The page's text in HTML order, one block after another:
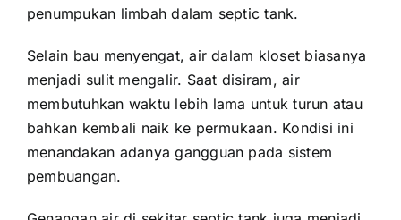
penumpukan limbah dalam septic tank.
Selain bau menyengat, air dalam kloset biasanya
menjadi sulit mengalir. Saat disiram, air
membutuhkan waktu lebih lama untuk turun atau
bahkan kembali naik ke permukaan. Kondisi ini
menandakan adanya gangguan pada sistem
pembuangan.